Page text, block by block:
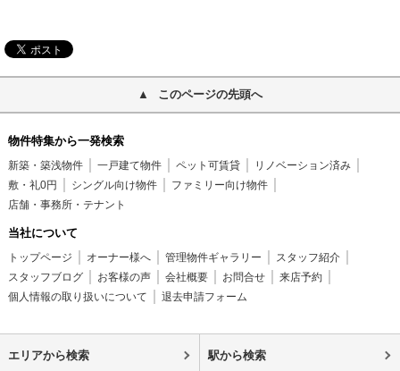
このページの先頭へ
物件特集から一発検索
新築・築浅物件 一戸建て物件 ペット可賃貸
リノベーション済み
敷・礼0円
シングル向け物件
ファミリー向け物件
店舗・事務所・テナント
当社について
トップページ オーナー様へ 管理物件ギャラリー
スタッフ紹介
スタッフブログ
お客様の声 会社概要 お問合せ
来店予約
個人情報の取り扱いについて
退去申請フォーム
エリアから検索 駅から検索